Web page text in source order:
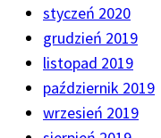
styczeń 2020
grudzień 2019
listopad 2019
październik 2019
wrzesień 2019